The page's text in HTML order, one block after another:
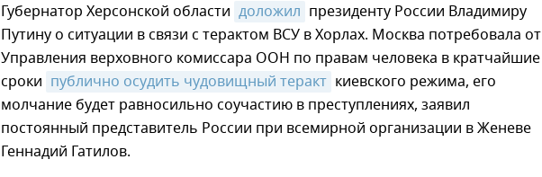
Губернатор Херсонской области доложил президенту России Владимиру
Путину о ситуации в связи с терактом ВСУ в Хорлах. Москва потребовала от
Управления верховного комиссара ООН по правам человека в кратчайшие
сроки публично осудить чудовищный теракт киевского режима, его
молчание будет равносильно соучастию в преступлениях, заявил
постоянный представитель России при всемирной организации в Женеве
Геннадий Гатилов.